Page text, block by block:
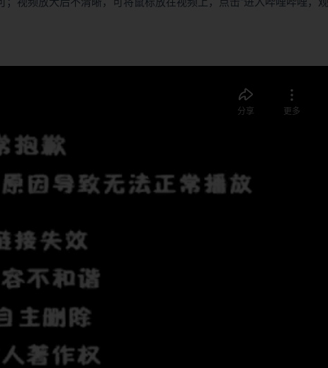
视频放大后不清晰，可将鼠标放在视频上，点击“进入哔哩哔哩，观